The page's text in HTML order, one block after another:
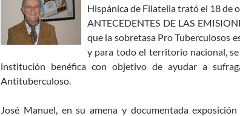
Hispánica de Filatelia trató el 18 de
ANTECEDENTES DE LAS
que la sobretasa Pro Tuberculosos
y para todo el territorio nacional,
institución benéfica con objetivo de ayudar a
Antituberculoso.
José Manuel, en su amena y documentada